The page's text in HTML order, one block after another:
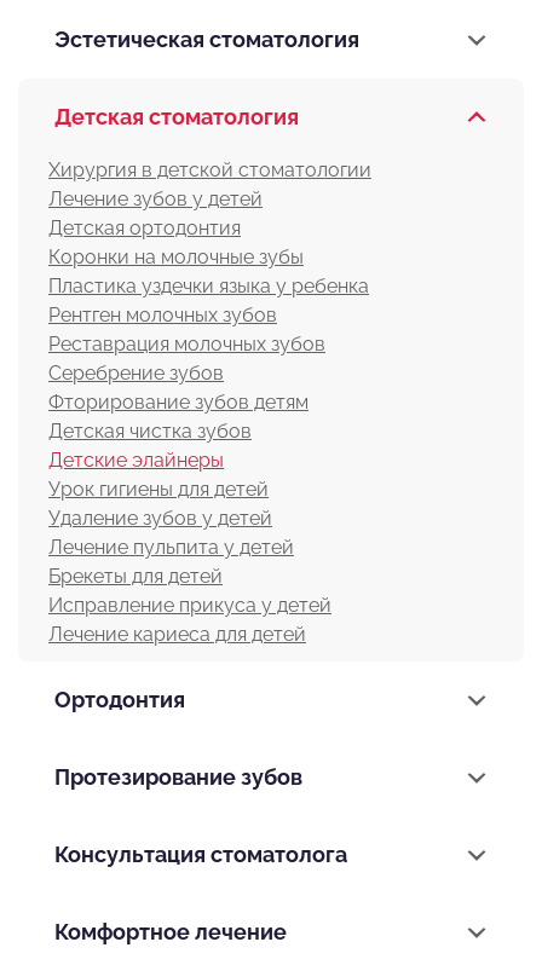
Эстетическая стоматология
Детская стоматология
Хирургия в детской стоматологии
Лечение зубов у детей
Детская ортодонтия
Коронки на молочные зубы
Пластика уздечки языка у ребенка
Рентген молочных зубов
Реставрация молочных зубов
Серебрение зубов
Фторирование зубов детям
Детская чистка зубов
Детские элайнеры
Урок гигиены для детей
Удаление зубов у детей
Лечение пульпита у детей
Брекеты для детей
Исправление прикуса у детей
Лечение кариеса для детей
Ортодонтия
Протезирование зубов
Консультация стоматолога
Комфортное лечение